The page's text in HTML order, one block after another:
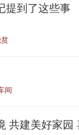
提到了这些事
间
共建美好家园